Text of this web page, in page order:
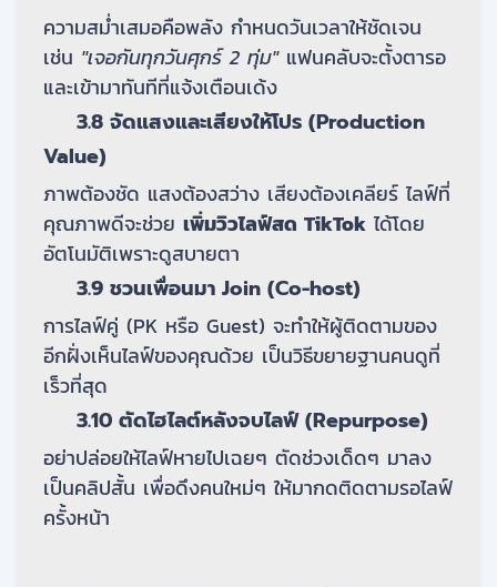
ความสม่ำเสมอคือพลัง กำหนดวันเวลาให้ชัดเจน
เช่น "เจอกันทุกวันศุกร์ 2 ทุ่ม"แฟนคลับจะตั้งตารอ
และเข้ามาทันทีที่แจ้งเตือนเด้ง
3.8 จัดแสงและเสียงให้โปร (Production
Value)
ภาพต้องชัด แสงต้องสว่าง เสียงต้องเคลียร์ ไลฟ์ที่
คุณภาพดีจะช่วย เพิ่มวิวไลฟ์สด TikTok ได้โดย
อัตโนมัติเพราะดูสบายตา
3.9 ชวนเพื่อนมา Join (Co-host)
การไลฟ์คู่ (PK หรือ Guest) จะทำให้ผู้ติดตามของ
อีกฝั่งเห็นไลฟ์ของคุณด้วย เป็นวิธีขยายฐานคนดูที่
เร็วที่สุด
3.10 ตัดไฮไลต์หลังจบไลฟ์ (Repurpose)
อย่าปล่อยให้ไลฟ์หายไปเฉยๆ ตัดช่วงเด็ดๆ มาลง
เป็นคลิปสั้น เพื่อดึงคนใหม่ๆ ให้มากดติดตามรอไลฟ์
ครั้งหน้า